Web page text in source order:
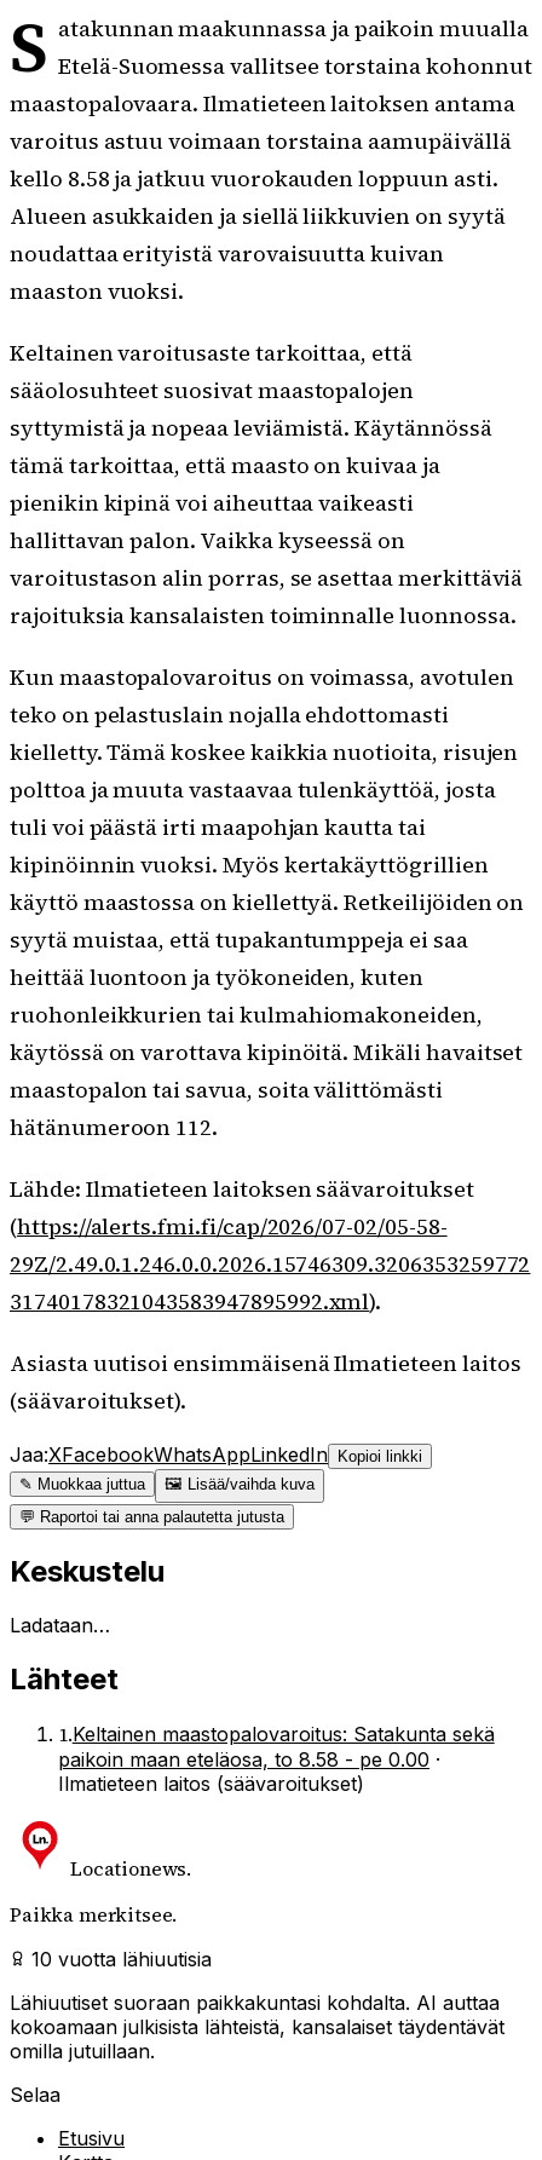
S atakunnan maakunnassa ja paikoin muualla
Etelä-Suomessa vallitsee torstaina kohonnut
maastopalovaara. Ilmatieteen laitoksen antama
varoitus astuu voimaan torstaina aamupäivällä
kello 8.58 ja jatkuu vuorokauden loppuun asti.
Alueen asukkaiden ja siellä liikkuvien on syytä
noudattaa erityistä varovaisuutta kuivan
maaston vuoksi.
Keltainen varoitusaste tarkoittaa, että
sääolosuhteet suosivat maastopalojen
syttymistä ja nopeaa leviämistä. Käytännössä
tämä tarkoittaa, että maasto on kuivaa ja
pienikin kipinä voi aiheuttaa vaikeasti
hallittavan palon. Vaikka kyseessä on
varoitustason alin porras, se asettaa merkittäviä
rajoituksia kansalaisten toiminnalle luonnossa.
Kun maastopalovaroitus on voimassa, avotulen
teko on pelastuslain nojalla ehdottomasti
kielletty. Tämä koskee kaikkia nuotioita, risujen
polttoa ja muuta vastaavaa tulenkäyttöä, josta
tuli voi päästä irti maapohjan kautta tai
kipinöinnin vuoksi. Myös kertakäyttögrillien
käyttö maastossa on kiellettyä. Retkeilijöiden on
syytä muistaa, että tupakantumppeja ei saa
heittää luontoon ja työkoneiden, kuten
ruohonleikkurien tai kulmahiomakoneiden,
käytössä on varottava kipinöitä. Mikäli havaitset
maastopalon tai savua, soita välittömästi
hätänumeroon 112.
Lähde: Ilmatieteen laitoksen säävaroitukset
(https://alerts.fmi.fi/cap/2026/07-02/05-58-
29Z/2.49.0.1.246.0.0.2026.15746309.3206353259772
31740178321043583947895992.xml).
Asiasta uutisoi ensimmäisenä Ilmatieteen laitos
(säävaroitukset).
Jaa:XFacebookWhatsAppLinkedIn
Kopioi linkki
✎ Muokkaa juttua
🖼 Lisää/vaihda kuva
💬 Raportoi tai anna palautetta jutusta
Keskustelu
Ladataan…
Lähteet
1.Keltainen maastopalovaroitus: Satakunta sekä
paikoin maan eteläosa, to 8.58 - pe 0.00 ·
Ilmatieteen laitos (säävaroitukset)
Locationews.
Paikka merkitsee.
10 vuotta lähiuutisia
Lähiuutiset suoraan paikkakuntasi kohdalta. AI auttaa
kokoamaan julkisista lähteistä, kansalaiset täydentävät
omilla jutuillaan.
Selaa
Etusivu